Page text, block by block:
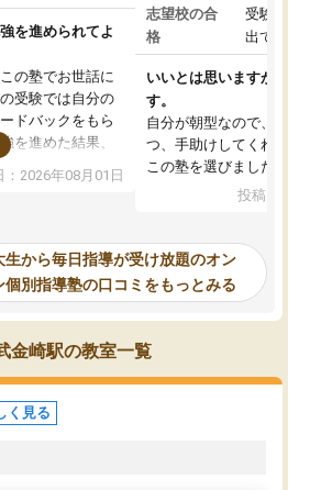
を進められてよ
の塾でお世話に
受験では自分の
ドバックをもら
を進めた結果、
が間に合わず不
した。その経験
きました。学習
強のやり方につ
スをいただけた
験勉強を進める
分のように勉強
苦労している方
い塾です。
：2026年08月01日
志望校の合
格
受験して
出ていな
いいとは思いますが、料
す。
自分が朝型なので、自習
つ、手助けしてくれる設
この塾を選びました。
投稿日：
生から毎日指導が受け放題のオン
個別指導塾の口コミをもっとみる
金崎駅の教室一覧
く見る